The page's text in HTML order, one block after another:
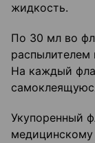
жидкость.
По 30 мл во
На каждый
Укупоренный